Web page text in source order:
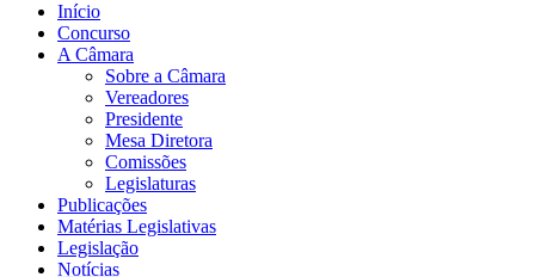
Início
Concurso
A Câmara
Sobre a Câmara
Vereadores
Presidente
Mesa Diretora
Comissões
Legislaturas
Publicações
Matérias Legislativas
Legislação
Notícias